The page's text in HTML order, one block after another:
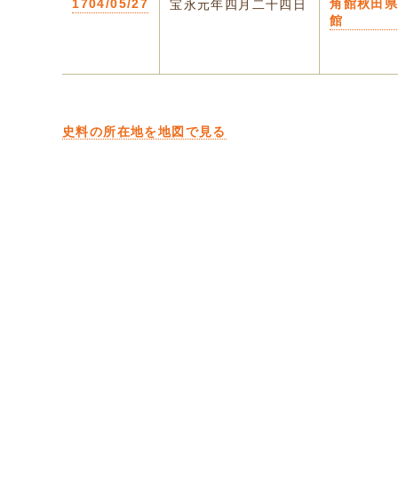
1704/05/27 宝永元年四月二十四日
角館秋田
館
史料の所在地を地図で見る